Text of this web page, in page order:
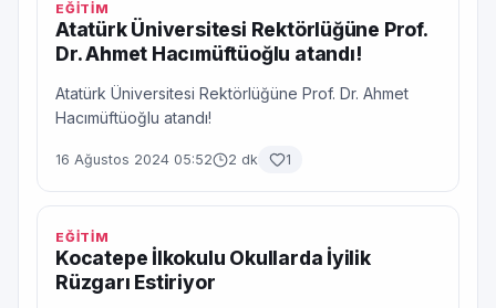
EĞİTİM
Atatürk Üniversitesi Rektörlüğüne Prof.
Dr. Ahmet Hacımüftüoğlu atandı!
Atatürk Üniversitesi Rektörlüğüne Prof. Dr. Ahmet
Hacımüftüoğlu atandı!
16 Ağustos 2024 05:52 2 dk 1
EĞİTİM
Kocatepe İlkokulu Okullarda İyilik
Rüzgarı Estiriyor